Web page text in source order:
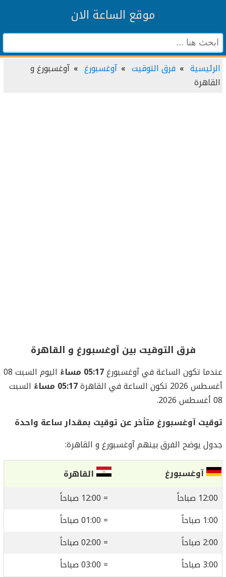
موقع الساعة الان
الرئيسية فرق التوقيت آوغسبورغ
آوغسبورغ و
القاهرة
فرق التوقيت بين آوغسبورغ و القاهرة
عندما تكون الساعة في آوغسبورغ05:17 مساءً
اليوم السبت 08
أغسطس 2026 تكون الساعة في القاهرة
05:17 مساءً
السبت
08 أغسطس 2026.
توقيت آوغسبورغ متأخر عن توقيت بمقدار ساعة واحدة
جدول يوضح الفرق بينهم آوغسبورغ و القاهرة:
آوغسبورغ
القاهرة
12:00 صباحاً
= 12:00 صباحاً
1:00 صباحاً
= 01:00 صباحاً
2:00 صباحاً
= 02:00 صباحاً
3:00 صباحاً
= 03:00 صباحاً